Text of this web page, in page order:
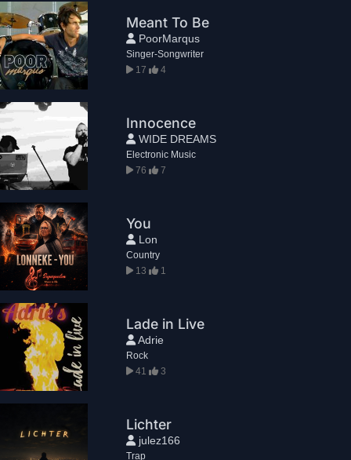
Meant To Be
PoorMarqus
Singer-Songwriter
17
4
Innocence
WIDE DREAMS
Electronic Music
76
7
You
Lon
Country
13
1
Lade in Live
Adrie
Rock
41
3
Lichter
julez166
Trap